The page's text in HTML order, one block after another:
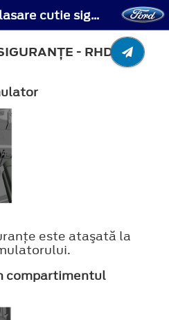
Siguranţe - Amplasare cutie siguranţe - RHD
- RHD
este ataşată la
compartimentul